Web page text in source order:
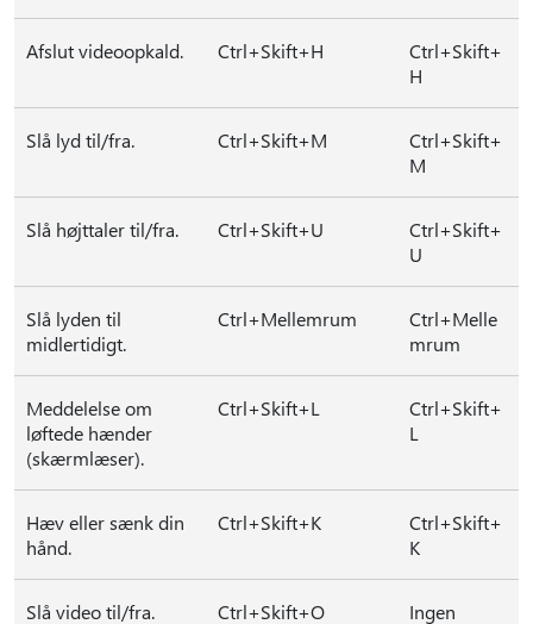
Afslut videoopkald. Ctrl+Skift+H
Ctrl+Skift+
H
Slå lyd til/fra. Ctrl+Skift+M
Ctrl+Skift+
M
Slå højttaler til/fra. Ctrl+Skift+U
Ctrl+Skift+
U
Slå lyden til
midlertidigt.
Ctrl+Mellemrum
Ctrl+Melle
mrum
Meddelelse om
løftede hænder
(skærmlæser).
Ctrl+Skift+L
Ctrl+Skift+
L
Hæv eller sænk din
hånd.
Ctrl+Skift+K
Ctrl+Skift+
K
Slå video til/fra. Ctrl+Skift+O Ingen